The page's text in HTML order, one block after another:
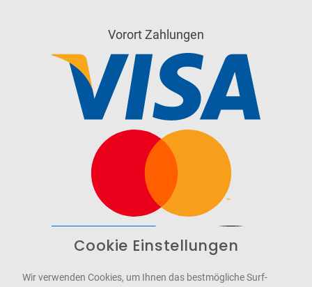
Vorort Zahlungen
WCAG-2.1-AA
Cookie Einstellungen
Wir verwenden Cookies, um Ihnen das bestmögliche Surf-